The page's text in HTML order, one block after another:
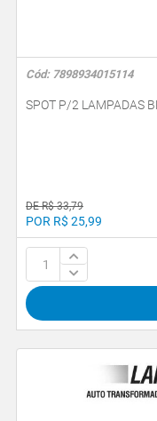
Cód: 7898934015114
SPOT P/2 LAMPADAS
DE R$ 33,79
POR R$ 25,99